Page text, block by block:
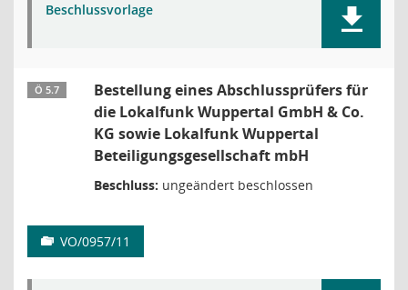
Beschlussvorlage
Ö 5.7
Bestellung eines Abschlussprüfers für
die Lokalfunk Wuppertal GmbH & Co.
KG sowie Lokalfunk Wuppertal
Beteiligungsgesellschaft mbH
Beschluss: ungeändert beschlossen
VO/0957/11